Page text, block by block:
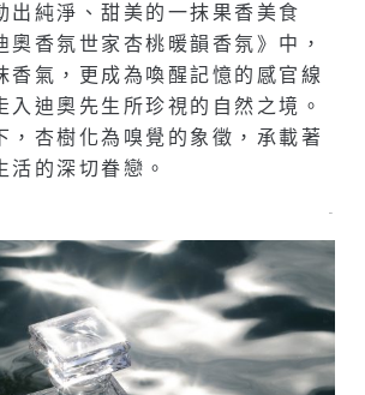
出純淨、甜美的一抹果香美食
奧香氛世家杏桃暖韻香氛》中，
香氣，更成為喚醒記憶的感官線
入迪奧先生所珍視的自然之境。
，杏樹化為嗅覺的象徵，承載著
活的深切眷戀。
–